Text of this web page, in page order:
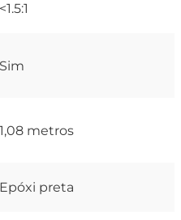
<1.5:1
Sim
1,08 metros
Epóxi preta